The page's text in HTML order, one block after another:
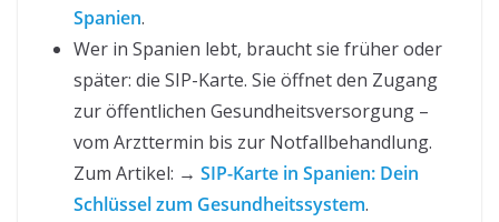
Spanien.
Wer in Spanien lebt, braucht sie früher oder
später: die SIP-Karte. Sie öffnet den Zugang
zur öffentlichen Gesundheitsversorgung –
vom Arzttermin bis zur Notfallbehandlung.
Zum Artikel: → SIP-Karte in Spanien: Dein
Schlüssel zum Gesundheitssystem.